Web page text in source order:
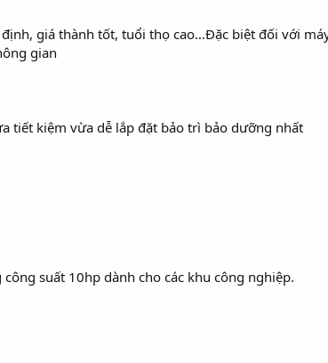
giá thành tốt, tuổi thọ cao…Đặc biệt đối với
gian
tiết kiệm vừa dễ lắp đặt bảo trì bảo dưỡng nhất
suất 10hp dành cho các khu công nghiệp.